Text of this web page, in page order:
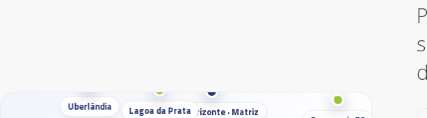
Belo Horizonte · Matriz
Uberlândia Lagoa da Prata